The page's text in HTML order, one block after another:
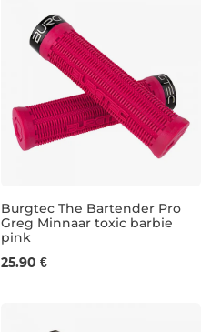
31,5 mm
Burgtec The Bartender Pro
Greg Minnaar toxic barbie
pink
25.90 €